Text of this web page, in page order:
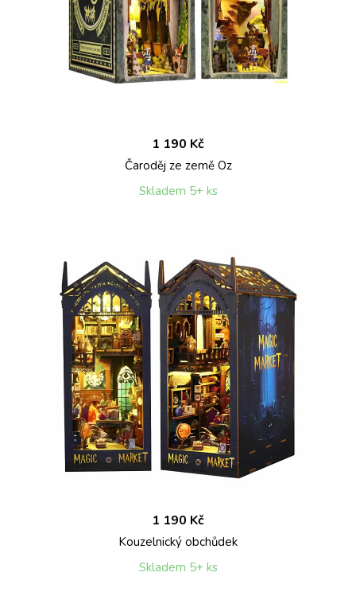
1 190 Kč
Čaroděj ze země Oz
Skladem 5+ ks
1 190 Kč
Kouzelnický obchůdek
Skladem 5+ ks